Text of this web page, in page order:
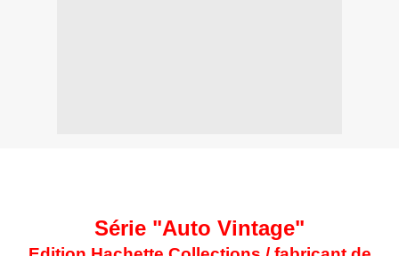
Série "Auto Vintage"